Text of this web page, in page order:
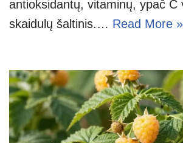
antioksidantų, vitaminų, ypač C
skaidulų šaltinis.… Read More »